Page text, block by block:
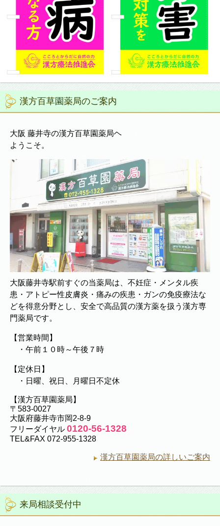
漢方百草園薬局のご案内
大阪 藤井寺の漢方百草園薬局ヘ
ようこそ。
大阪藤井寺駅前すぐの当薬局は、不妊症・メンタル疾
患・アトピー性皮膚炎・痛みの疾患・ガンの免疫療法な
どを得意分野とし、安全で高品質の漢方薬を扱う漢方専
門薬局です。
【営業時間】
・午前１０時～午後７時
【定休日】
・日曜、祝日、月曜日不定休
【漢方百草園薬局】
〒583-0027
大阪府藤井寺市岡2-8-9
フリーダイヤル 0120-56-1328
TEL&FAX 072-955-1328
漢方百草園薬局の詳しいご案内
来局相談受付中